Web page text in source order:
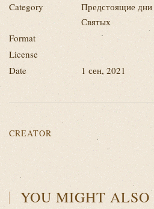
Category
Предстоящие
Святых
Format
License
Date
1 сен, 2021
CREATOR
YOU MIGHT